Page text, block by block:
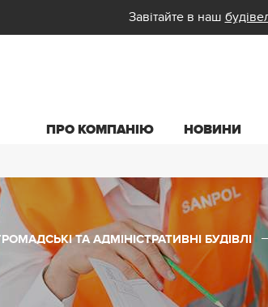
Завітайте в наш
ПРО КОМПАНІЮ НОВИНИ
ТА АДМІНІСТРАТИВНІ БУДІВЛІ